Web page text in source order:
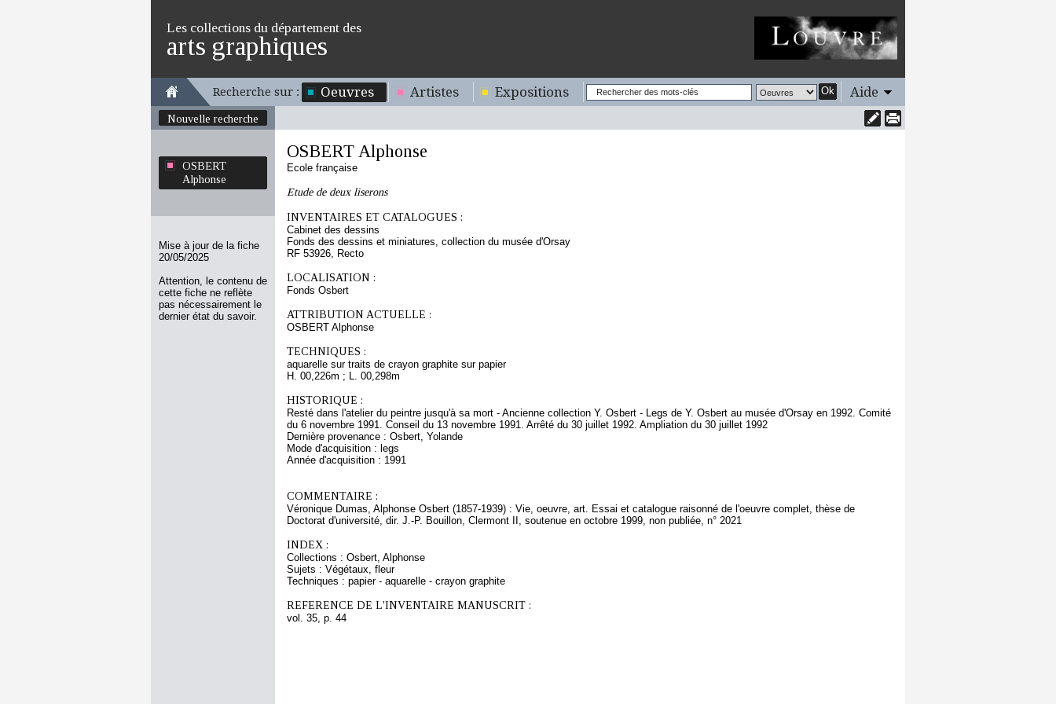
Les collections du département des
arts graphiques
Recherche sur : Oeuvres Artistes Expositions Ok Aide
Nouvelle recherche
OSBERT
Alphonse
Mise à jour de la fiche
20/05/2025
Attention, le contenu de
cette fiche ne reflète
pas nécessairement le
dernier état du savoir.
OSBERT Alphonse
Ecole française
Etude de deux liserons
INVENTAIRES ET CATALOGUES :
Cabinet des dessins
Fonds des dessins et miniatures, collection du musée d'Orsay
RF 53926, Recto
LOCALISATION :
Fonds Osbert
ATTRIBUTION ACTUELLE :
OSBERT Alphonse
TECHNIQUES :
aquarelle sur traits de crayon graphite sur papier
H. 00,226m ; L. 00,298m
HISTORIQUE :
Resté dans l'atelier du peintre jusqu'à sa mort - Ancienne collection Y. Osbert - Legs de Y. Osbert au musée d'Orsay en 1992. Comité
du 6 novembre 1991. Conseil du 13 novembre 1991. Arrêté du 30 juillet 1992. Ampliation du 30 juillet 1992
Dernière provenance : Osbert, Yolande
Mode d'acquisition : legs
Année d'acquisition : 1991
COMMENTAIRE :
Véronique Dumas, Alphonse Osbert (1857-1939) : Vie, oeuvre, art. Essai et catalogue raisonné de l'oeuvre complet, thèse de
Doctorat d'université, dir. J.-P. Bouillon, Clermont II, soutenue en octobre 1999, non publiée, n° 2021
INDEX :
Collections : Osbert, Alphonse
Sujets : Végétaux, fleur
Techniques : papier - aquarelle - crayon graphite
REFERENCE DE L'INVENTAIRE MANUSCRIT :
vol. 35, p. 44